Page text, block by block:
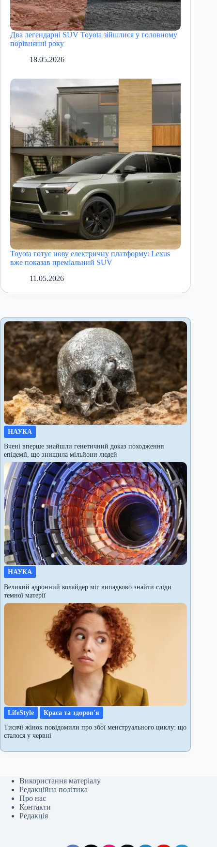
Два легендарні SUV Toyota зійшлися у головному
порівнянні року
18.05.2026
Toyota готує нову електричну платформу: Lexus
вже показав преміальний SUV
11.05.2026
НАУКА
Вчені вперше знайшли генетичний доказ походження
епідемії, що знищила мільйони людей
НАУКА
Великий адронний колайдер міг випадково знайти сліди
темної матерії
LifeStyle
Краса та здоров'я
Тисячі жінок повідомили про збої менструального циклу: що
сталося у червні
Використання матеріалу
Редакційна політика
Про нас
Контакти
Редакція